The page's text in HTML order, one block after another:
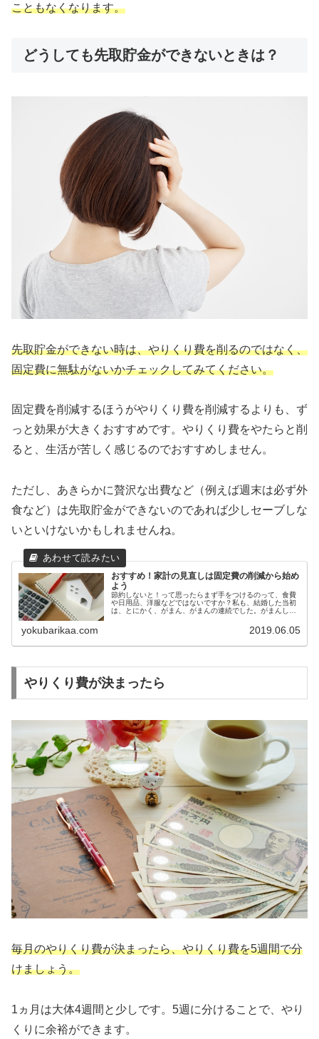
こともなくなります。
どうしても先取貯金ができないときは？
先取貯金ができない時は、やりくり費を削るのではなく、
固定費に無駄がないかチェックしてみてください。
固定費を削減するほうがやりくり費を削減するよりも、ず
っと効果が大きくおすすめです。やりくり費をやたらと削
ると、生活が苦しく感じるのでおすすめしません。
ただし、あきらかに贅沢な出費など（例えば週末は必ず外
食など）は先取貯金ができないのであれば少しセーブしな
いといけないかもしれませんね。
おすすめ！家計の見直しは固定費の削減から始め
よう
節約しないと！って思ったらまず手をつけるのって、食費
や日用品、洋服などではないですか？私も、結婚した当初
は、とにかく、がまん、がまんの連続でした。がまんして
yokubarikaa.com 2019.06.05
やりくり費が決まったら
毎月のやりくり費が決まったら、やりくり費を5週間で分
けましょう。
1ヵ月は大体4週間と少しです。5週に分けることで、やり
くりに余裕ができます。